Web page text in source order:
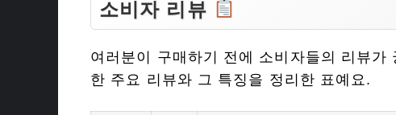
소비자 리뷰
여러분이 구매하기 전에 소비자들의 리뷰
한 주요 리뷰와 그 특징을 정리한 표예요.